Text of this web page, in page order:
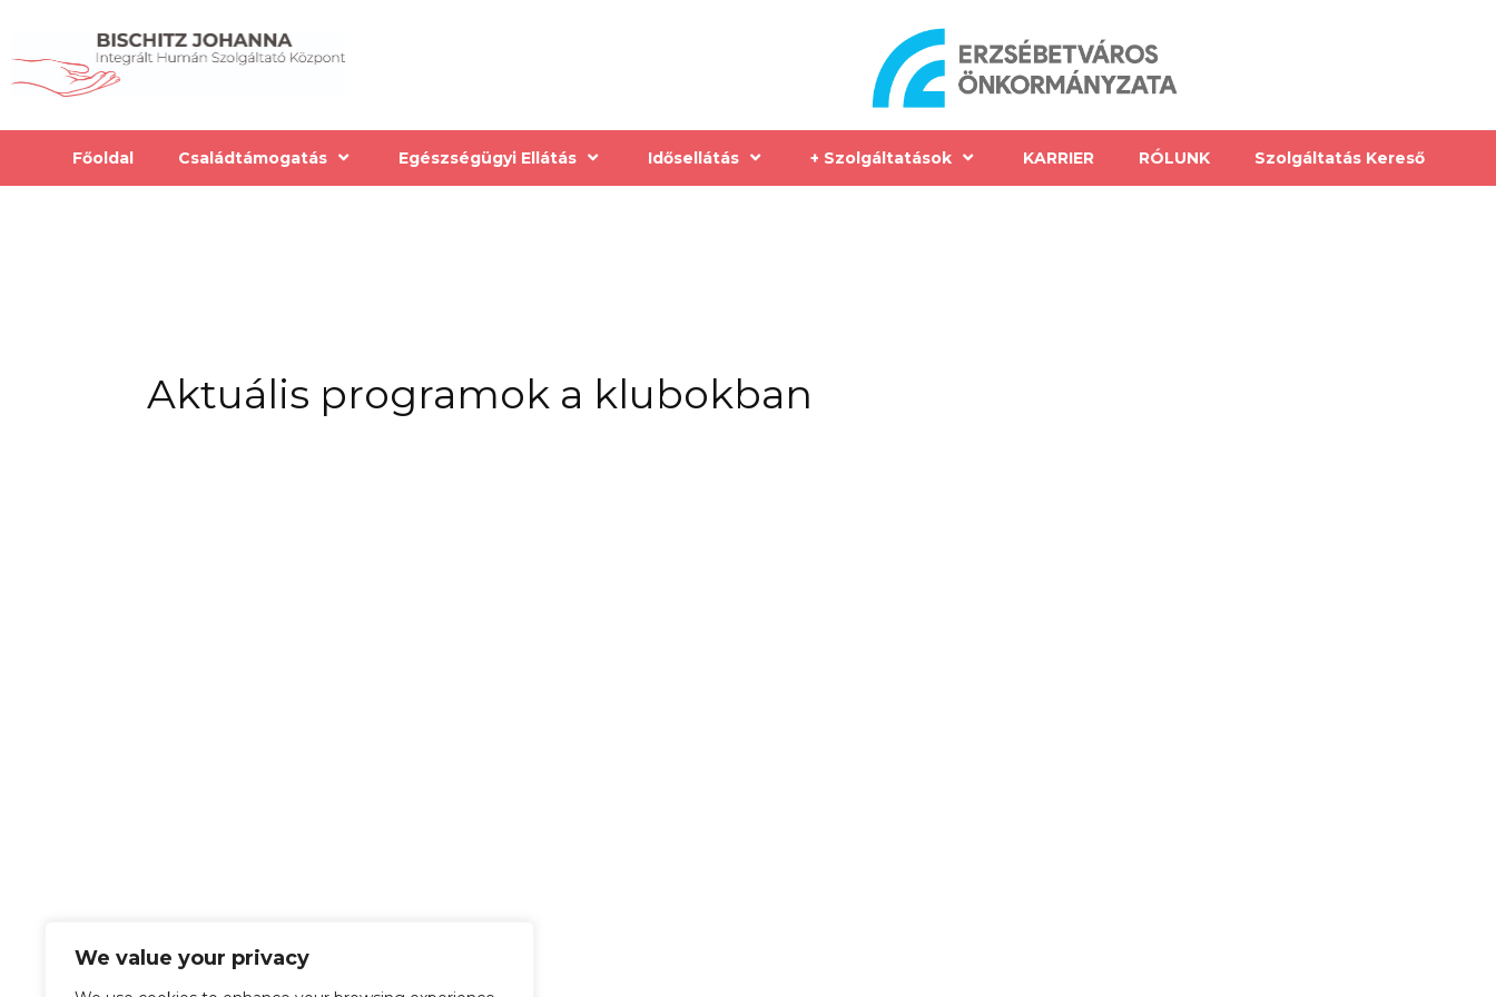
We value your privacy
Főoldal Családtámogatás Egészségügyi Ellátás Idősellátás + Szolgáltatások KARRIER RÓLUNK Szolgáltatás Kereső
Aktuális programok a klubokban